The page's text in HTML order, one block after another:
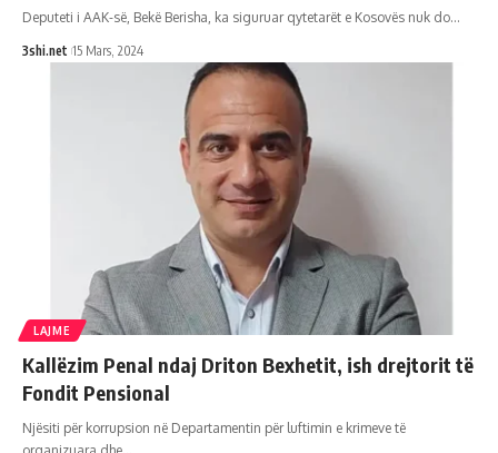
Deputeti i AAK-së, Bekë Berisha, ka siguruar qytetarët e Kosovës nuk do…
3shi.net 15 Mars, 2024
LAJME
Kallëzim Penal ndaj Driton Bexhetit, ish drejtorit të
Fondit Pensional
Njësiti për korrupsion në Departamentin për luftimin e krimeve të